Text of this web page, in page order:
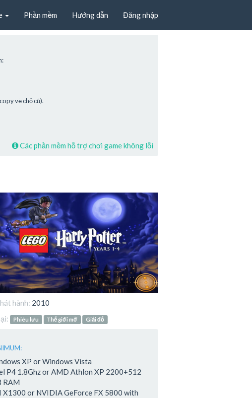
Phần mềm Hướng dẫn Đăng nhập
về chỗ cũ).
Các phần mềm hỗ trợ chơi game không lỗi
hành: 2010
Phiêu lưu Thế giới mở Giải đố
XP or Windows Vista
P4 1.8Ghz or AMD Athlon XP 2200+512
RAM
X1300 or NVIDIA GeForce FX 5800 with